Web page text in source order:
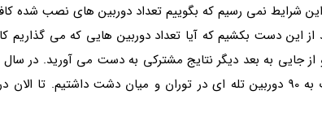
شرایط نمی رسیم که بگوییم تعداد دوربین های نصب شده
از این دست بکشیم که آیا تعداد دوربین هایی که می گذاریم
می شد و نزدیک به 90 دوربین تله ای در توران و میان دشت